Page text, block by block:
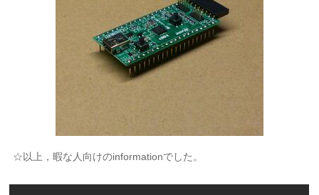
☆以上，暇な人向けのinformationでした。